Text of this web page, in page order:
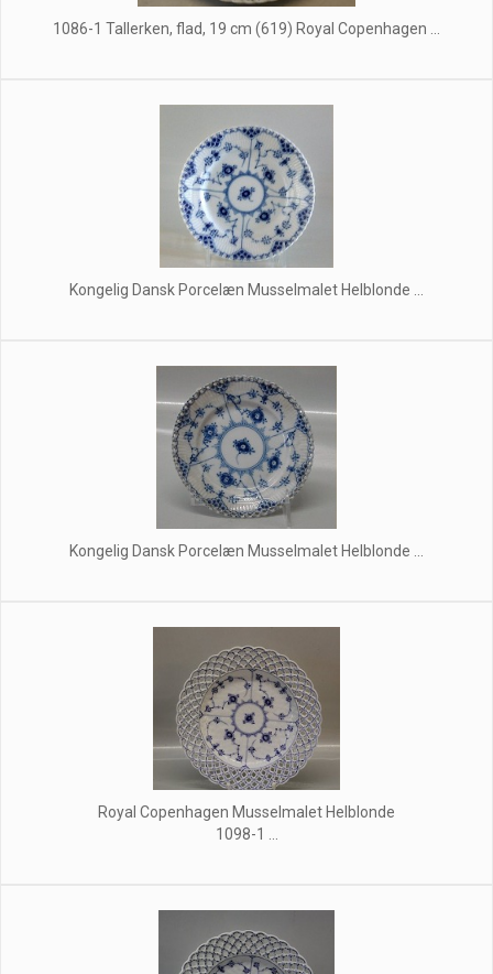
1086-1 Tallerken, flad, 19 cm (619) Royal Copenhagen ...
Kongelig Dansk Porcelæn Musselmalet Helblonde ...
Kongelig Dansk Porcelæn Musselmalet Helblonde ...
Royal Copenhagen Musselmalet Helblonde
1098-1 ...